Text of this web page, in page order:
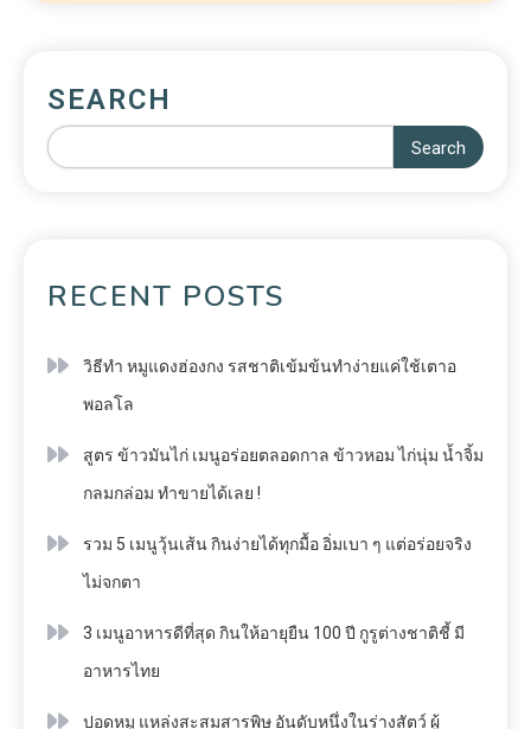
SEARCH
Search
RECENT POSTS
วิธีทำ หมูแดงฮ่องกง รสชาติเข้มข้นทำง่ายแค่ใช้เตาอ
พอลโล
สูตร ข้าวมันไก่ เมนูอร่อยตลอดกาล ข้าวหอม ไก่นุ่ม น้ำจิ้ม
กลมกล่อม ทำขายได้เลย !
รวม 5 เมนูวุ้นเส้น กินง่ายได้ทุกมื้อ อิ่มเบา ๆ แต่อร่อยจริง
ไม่จกตา
3 เมนูอาหารดีที่สุด กินให้อายุยืน 100 ปี กูรูต่างชาติชี้ มี
อาหารไทย
ปอดหมู แหล่งสะสมสารพิษ อันดับหนึ่งในร่างสัตว์ ผู้